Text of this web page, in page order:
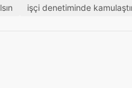
işçi denetiminde